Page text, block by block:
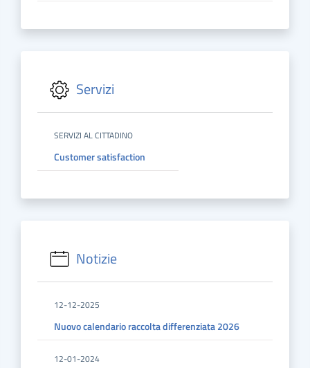
Servizi
SERVIZI AL CITTADINO
Customer satisfaction
Notizie
12-12-2025
Nuovo calendario raccolta differenziata 2026
12-01-2024